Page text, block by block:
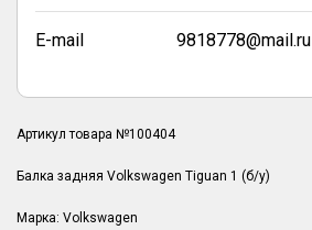
E-mail 9818778@mail.ru
Артикул товара №100404
Балка задняя Volkswagen Tiguan 1 (б/у)
Марка: Volkswagen